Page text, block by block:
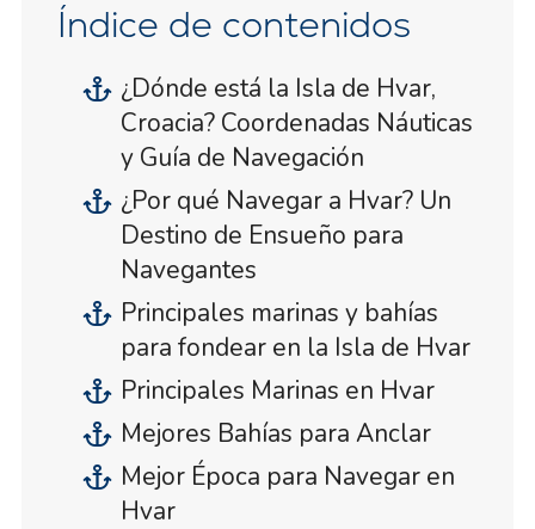
Índice de contenidos
¿Dónde está la Isla de Hvar,
Croacia? Coordenadas Náuticas
y Guía de Navegación
¿Por qué Navegar a Hvar? Un
Destino de Ensueño para
Navegantes
Principales marinas y bahías
para fondear en la Isla de Hvar
Principales Marinas en Hvar
Mejores Bahías para Anclar
Mejor Época para Navegar en
Hvar